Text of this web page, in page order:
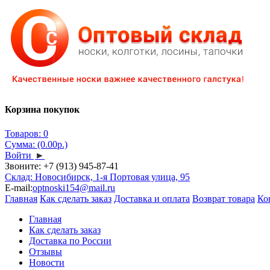
Корзина покупок
Товаров: 0
Сумма: (0.00р.)
Войти ►
Звоните: +7 (913) 945-87-41
Склад: Новосибирск, 1-я Портовая улица, 95
E-mail:optnoski154@mail.ru
Главная Как сделать заказ Доставка и оплата Возврат товара
Главная
Как сделать заказ
Доставка по России
Отзывы
Новости